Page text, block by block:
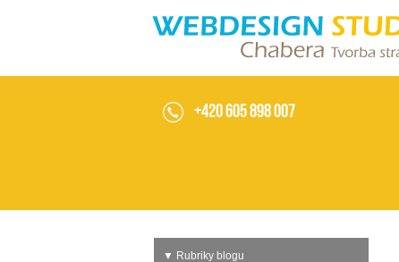
Optimalizace pro SEO
▼ Rubriky blogu
+420 605 898 007